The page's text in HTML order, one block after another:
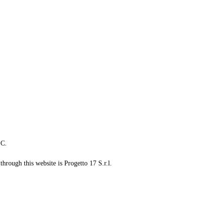
this website is Progetto 17 S.r.l.